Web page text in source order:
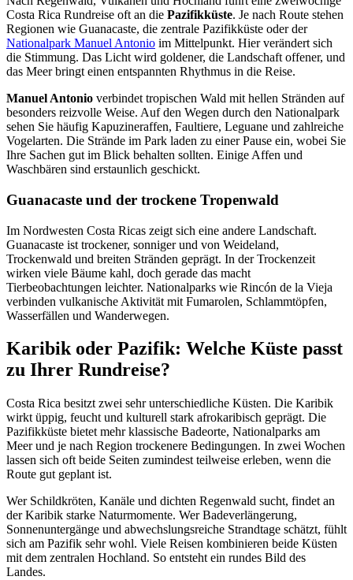
Costa Rica Rundreise oft an die Pazifikküste. Je nach Route stehen
Regionen wie Guanacaste, die zentrale Pazifikküste oder der
Nationalpark Manuel Antonio im Mittelpunkt. Hier verändert sich
die Stimmung. Das Licht wird goldener, die Landschaft offener, und
das Meer bringt einen entspannten Rhythmus in die Reise.
Manuel Antonio verbindet tropischen Wald mit hellen Stränden auf
besonders reizvolle Weise. Auf den Wegen durch den Nationalpark
sehen Sie häufig Kapuzineraffen, Faultiere, Leguane und zahlreiche
Vogelarten. Die Strände im Park laden zu einer Pause ein, wobei Sie
Ihre Sachen gut im Blick behalten sollten. Einige Affen und
Waschbären sind erstaunlich geschickt.
Guanacaste und der trockene Tropenwald
Im Nordwesten Costa Ricas zeigt sich eine andere Landschaft.
Guanacaste ist trockener, sonniger und von Weideland,
Trockenwald und breiten Stränden geprägt. In der Trockenzeit
wirken viele Bäume kahl, doch gerade das macht
Tierbeobachtungen leichter. Nationalparks wie Rincón de la Vieja
verbinden vulkanische Aktivität mit Fumarolen, Schlammtöpfen,
Wasserfällen und Wanderwegen.
Karibik oder Pazifik: Welche Küste passt
zu Ihrer Rundreise?
Costa Rica besitzt zwei sehr unterschiedliche Küsten. Die Karibik
wirkt üppig, feucht und kulturell stark afrokaribisch geprägt. Die
Pazifikküste bietet mehr klassische Badeorte, Nationalparks am
Meer und je nach Region trockenere Bedingungen. In zwei Wochen
lassen sich oft beide Seiten zumindest teilweise erleben, wenn die
Route gut geplant ist.
Wer Schildkröten, Kanäle und dichten Regenwald sucht, findet an
der Karibik starke Naturmomente. Wer Badeverlängerung,
Sonnenuntergänge und abwechslungsreiche Strandtage schätzt, fühlt
sich am Pazifik sehr wohl. Viele Reisen kombinieren beide Küsten
mit dem zentralen Hochland. So entsteht ein rundes Bild des
Landes.